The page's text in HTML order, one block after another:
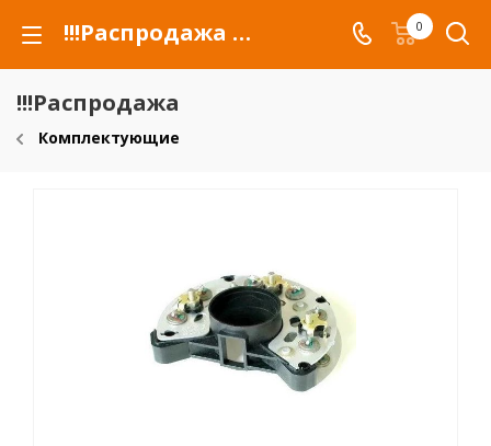
!!!Распродажа для автомобилей российских марок и сельхозтехники 0
!!!Распродажа
Комплектующие